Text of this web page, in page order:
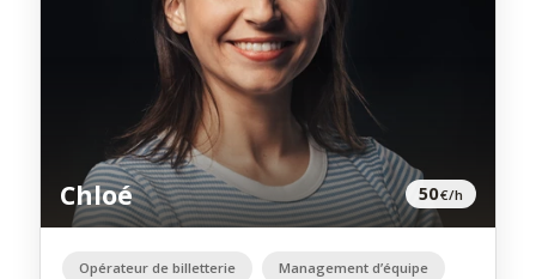
Chloé 50€/h
Opérateur de billetterie Management d’équipe